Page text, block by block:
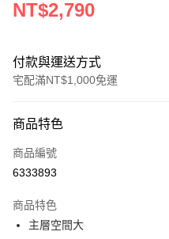
NT$2,790
付款與運送方式
宅配滿NT$1,000免運
信用卡一次付款
信用卡分期付款
合作金庫商業銀行
華南商業銀行
6 期 0 利率 每期
商品特色
商品編號
6333893
商品特色
主層空間大